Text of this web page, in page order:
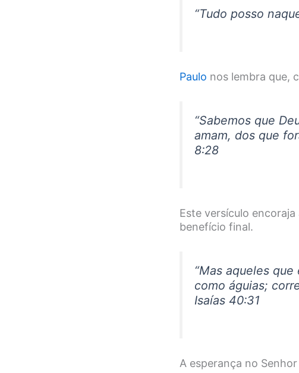
“Tudo posso
Paulo nos lembra que,
“Sabemos que
amam, dos que
8:28
Este versículo
benefício final.
“Mas aqueles
como águias;
Isaías 40:31
A esperança no